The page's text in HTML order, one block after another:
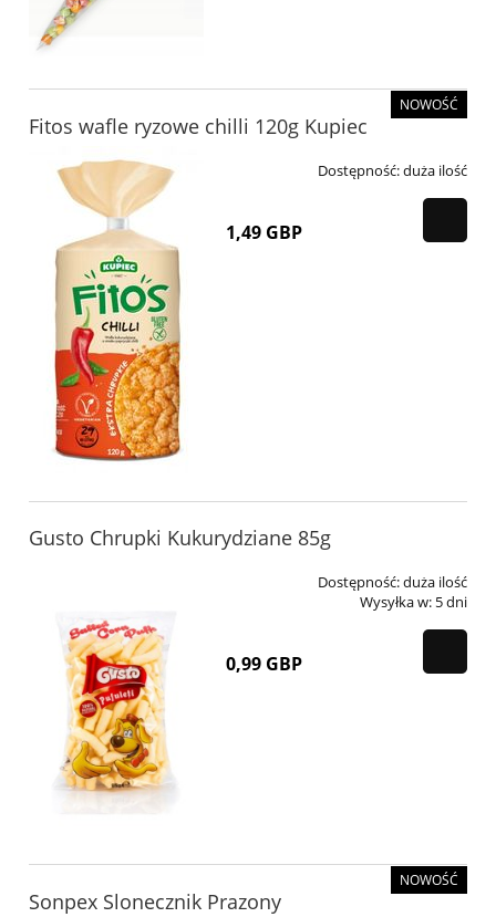
Fitos wafle ryzowe chilli 120g Kupiec
Dostępność:duża ilość
1,49 GBP
NOWOŚĆ
Gusto Chrupki Kukurydziane 85g
Dostępność:duża ilość
Wysyłka w: 5 dni
0,99 GBP
Sonpex Slonecznik Prazony
NOWOŚĆ